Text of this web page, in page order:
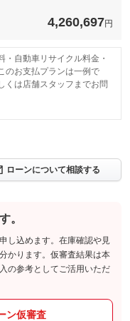
4,260,697円
自動車リサイクル料金・
のお支払プランは一例で
は店舗スタッフまでお問
ローンについて相談する
。
し込めます。在庫確認や見
かります。仮審査結果は本
の参考としてご活用いただ
ン仮審査